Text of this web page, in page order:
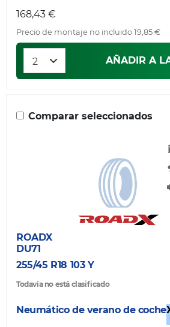
168,43 €
Precio de montaje no incluido 19,85 €
AÑADIR A
Comparar seleccionados
ROADX
DU71
255/45 R18 103 Y
Todavía no está clasificado
Neumático de verano de coche